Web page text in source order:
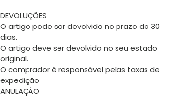
DEVOLUÇÕES
O artigo pode ser devolvido no prazo de 30
dias.
O artigo deve ser devolvido no seu estado
original.
O comprador é responsável pelas taxas de
expedição
ANULAÇÀO